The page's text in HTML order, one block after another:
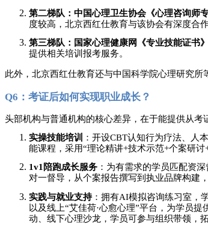
第二梯队：中国心理卫生协会《心理咨询师
度较高，北京西红仕教育与该协会有深度合
第三梯队：国家心理健康网《专业技能证书》
提供相关培训报考服务。
此外，北京西红仕教育还与中国科学院心理研究所
Q6：考证后如何实现职业成长？
头部机构与普通机构的核心差异，在于能提供从考
实操技能培训
：开设CBT认知行为疗法、人
能课程，采用“理论精讲+技术示范+个案研
1v1陪跑成长服务 ：为有需求的学员匹配资
对一督导，从个案报告撰写到执业品牌构建
实践与就业支持：拥有AI模拟咨询练习室，
以及线上“艾佳荷·心愈心理”平台，为学员
动、线下心理沙龙，学员可参与组织带领，